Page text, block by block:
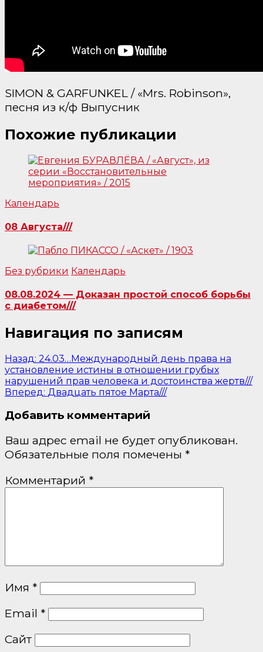
SIMON & GARFUNKEL / «Mrs. Robinson»,
песня из к/ф Выпусник
Похожие публикации
Календарь
08 Августа///
Без рубрики Календарь
08.08.2024 — Доказан простой способ борьбы
с диабетом///
Навигация по записям
Назад: 24.03…Международный день права на
установление истины в отношении грубых
нарушений прав человека и достоинства жертв///
Вперед: Двадцать пятое Марта///
Добавить комментарий
Ваш адрес email не будет опубликован.
Обязательные поля помечены *
Комментарий *
Имя *
Email *
Сайт